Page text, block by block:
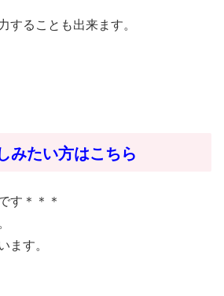
することも出来ます。
みたい方はこちら
す＊＊＊
ます。